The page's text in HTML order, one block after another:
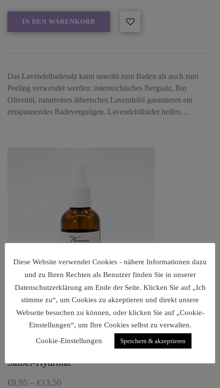
IN DEN WARENKORB
Das Lavendelbadesalz kann sowohl zum Baden als auch zum
Peeling verwendet werden: österreichisches Bergsalz, Bio
Olivenöl, naturreines ätherisches Lavendelöl garantieren ein
entspannendes Badevergnügen. Lavendelölbäder helfen…
Salbei-Hydrolat
€8,95 – €13,50
Diese Website verwendet Cookies - nähere Informationen dazu
und zu Ihren Rechten als Benutzer finden Sie in unserer
Datenschutzerklärung am Ende der Seite. Klicken Sie auf „Ich
stimme zu“, um Cookies zu akzeptieren und direkt unsere
Webseite besuchen zu können, oder klicken Sie auf „Cookie-
Einstellungen“, um Ihre Cookies selbst zu verwalten.
Cookie-Einstellungen
Speichern & akzeptieren